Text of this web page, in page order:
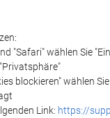
"Safari" wählen Sie
blockieren" wählen
Link: https://